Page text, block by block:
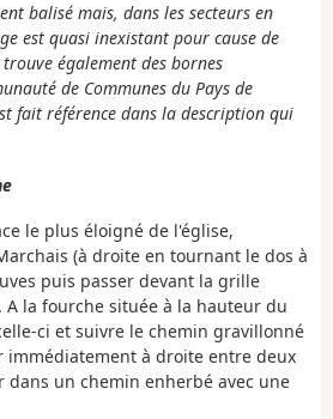
balisé mais, dans les secteurs en
est quasi inexistant pour cause de
également des bornes
de Communes du Pays de
fait référence dans la description qui
le plus éloigné de l'église,
(à droite en tournant le dos à
puis passer devant la grille
la fourche située à la hauteur du
ci et suivre le chemin gravillonné
immédiatement à droite entre deux
un chemin enherbé avec une